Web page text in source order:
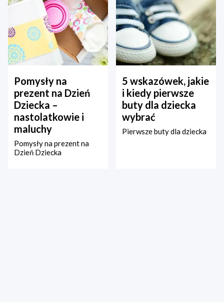
Pomysły na
prezent na Dzień
Dziecka –
nastolatkowie i
maluchy
Pomysły na prezent na
Dzień Dziecka
5 wskazówek, jakie
i kiedy pierwsze
buty dla dziecka
wybrać
Pierwsze buty dla dziecka